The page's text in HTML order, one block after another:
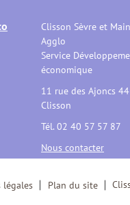
Clisson Sèvre et
Agglo
Service
économique
11 rue des Ajoncs
Clisson
Tél. 02 40 57 57 87
Nous contacter
légales Plan du site